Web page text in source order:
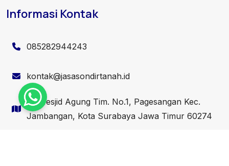
Informasi Kontak
085282944243
kontak@jasasondirtanah.id
Jl. Mesjid Agung Tim. No.1, Pagesangan Kec.
Jambangan, Kota Surabaya Jawa Timur 60274